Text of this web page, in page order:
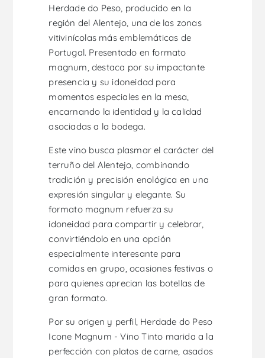
Herdade do Peso, producido en la
región del Alentejo, una de las zonas
vitivinícolas más emblemáticas de
Portugal. Presentado en formato
magnum, destaca por su impactante
presencia y su idoneidad para
momentos especiales en la mesa,
encarnando la identidad y la calidad
asociadas a la bodega.
Este vino busca plasmar el carácter del
terruño del Alentejo, combinando
tradición y precisión enológica en una
expresión singular y elegante. Su
formato magnum refuerza su
idoneidad para compartir y celebrar,
convirtiéndolo en una opción
especialmente interesante para
comidas en grupo, ocasiones festivas o
para quienes aprecian las botellas de
gran formato.
Por su origen y perfil, Herdade do Peso
Icone Magnum - Vino Tinto marida a la
perfección con platos de carne, asados